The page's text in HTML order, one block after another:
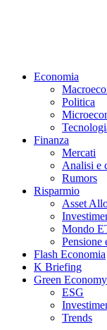
Economia
Politica
Finanza
Mercati
Analisi e
Rumors
Risparmio
Asset
Mondo
Pensione
Flash Economia
K Briefing
Green Economy
ESG
Trends